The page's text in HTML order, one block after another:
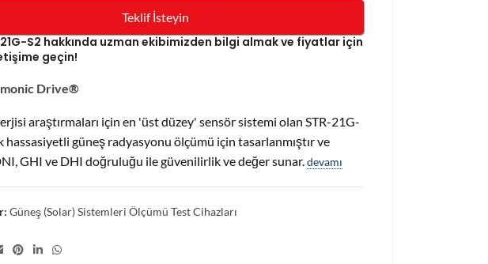
Teklif İsteyin
21G-S2 hakkında uzman ekibimizden bilgi almak ve fiyatlar için
geçin!
Drive®
araştırmaları için en 'üst düzey' sensör sistemi olan STR-21G-
hassasiyetli güneş radyasyonu ölçümü için tasarlanmıştır ve
GHI ve DHI doğruluğu ile güvenilirlik ve değer sunar.devamı
Güneş (Solar) Sistemleri Ölçümü Test Cihazları